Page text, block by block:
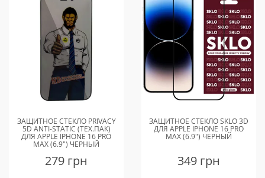
ЗАЩИТНОЕ СТЕКЛО PRIVACY
5D ANTI-STATIC (ТЕХ.ПАК)
ДЛЯ APPLE IPHONE 16 PRO
MAX (6.9") ЧЕРНЫЙ
279 грн
ЗАЩИТНОЕ СТЕКЛО SKLO 3D
ДЛЯ APPLE IPHONE 16 PRO
MAX (6.9") ЧЕРНЫЙ
349 грн